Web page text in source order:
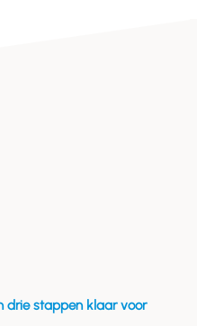
drie stappen klaar voor